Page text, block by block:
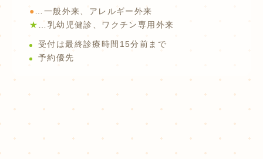
● …一般外来、アレルギー外来
★
…乳幼児健診、ワクチン専用外来
受付は最終診療時間15分前まで
予約優先